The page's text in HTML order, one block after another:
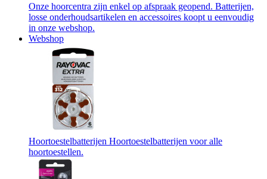
Onze hoorcentra zijn enkel op afspraak geopend. Batterijen,
losse onderhoudsartikelen en accessoires koopt u eenvoudig
in onze webshop.
Webshop
Hoortoestelbatterijen Hoortoestelbatterijen voor alle
hoortoestellen.